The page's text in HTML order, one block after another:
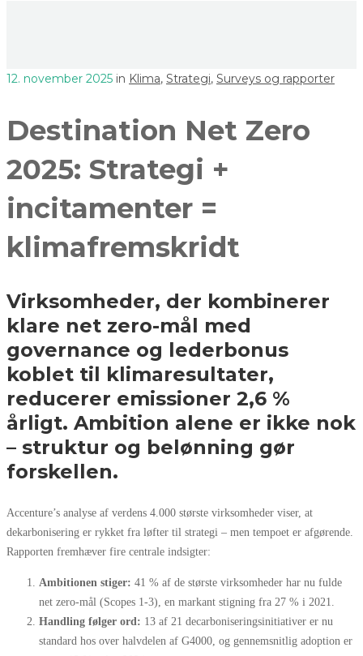
12. november 2025 in Klima, Strategi, Surveys og rapporter
Destination Net Zero
2025: Strategi +
incitamenter =
klimafremskridt
Virksomheder, der kombinerer
klare net zero-mål med
governance og lederbonus
koblet til klimaresultater,
reducerer emissioner 2,6 %
årligt. Ambition alene er ikke nok
– struktur og belønning gør
forskellen.
Accenture’s analyse af verdens 4.000 største virksomheder viser, at
dekarbonisering er rykket fra løfter til strategi – men tempoet er afgørende.
Rapporten fremhæver fire centrale indsigter:
Ambitionen stiger: 41 % af de største virksomheder har nu fulde
net zero-mål (Scopes 1-3), en markant stigning fra 27 % i 2021.
Handling følger ord: 13 af 21 decarboniseringsinitiativer er nu
standard hos over halvdelen af G4000, og gennemsnitlig adoption er